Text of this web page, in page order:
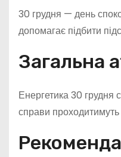
30 грудня — день
допомагає підбити
Загальна
Енергетика 30 грудня
справи проходитимуть